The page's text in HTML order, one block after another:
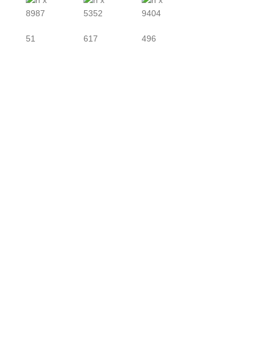
8987
51
5352
617
9404
496